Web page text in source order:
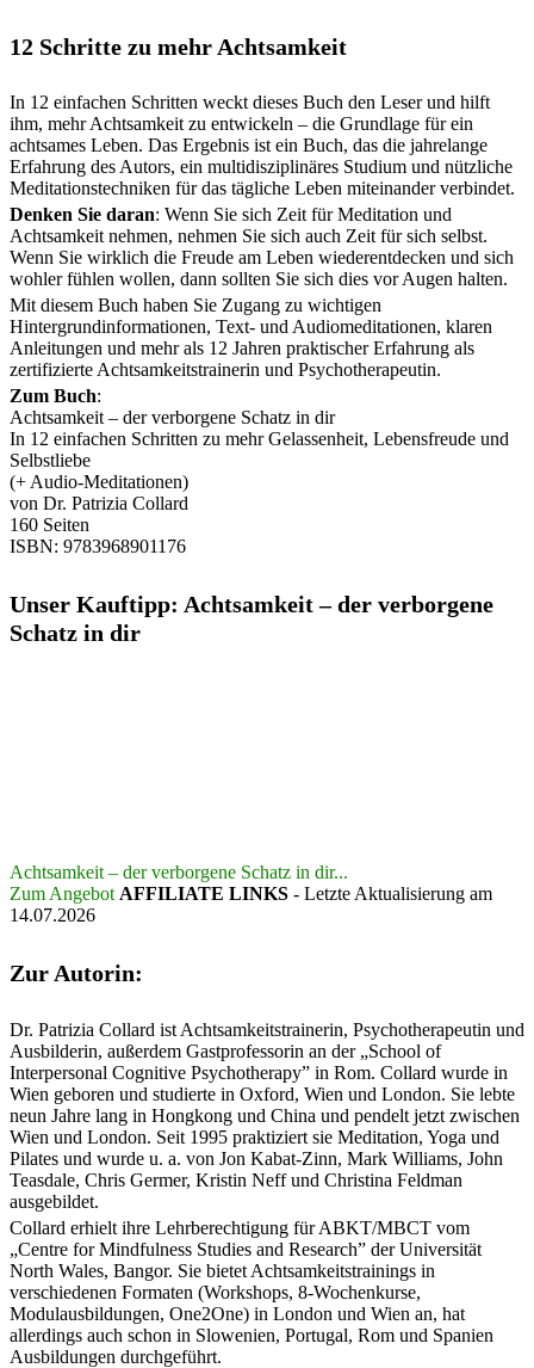
12 Schritte zu mehr Achtsamkeit
In 12 einfachen Schritten weckt dieses Buch den Leser und hilft
ihm, mehr Achtsamkeit zu entwickeln – die Grundlage für ein
achtsames Leben. Das Ergebnis ist ein Buch, das die jahrelange
Erfahrung des Autors, ein multidisziplinäres Studium und nützliche
Meditationstechniken für das tägliche Leben miteinander verbindet.
Denken Sie daran: Wenn Sie sich Zeit für Meditation und
Achtsamkeit nehmen, nehmen Sie sich auch Zeit für sich selbst.
Wenn Sie wirklich die Freude am Leben wiederentdecken und sich
wohler fühlen wollen, dann sollten Sie sich dies vor Augen halten.
Mit diesem Buch haben Sie Zugang zu wichtigen
Hintergrundinformationen, Text- und Audiomeditationen, klaren
Anleitungen und mehr als 12 Jahren praktischer Erfahrung als
zertifizierte Achtsamkeitstrainerin und Psychotherapeutin.
Zum Buch:
Achtsamkeit – der verborgene Schatz in dir
In 12 einfachen Schritten zu mehr Gelassenheit, Lebensfreude und
Selbstliebe
(+ Audio-Meditationen)
von Dr. Patrizia Collard
160 Seiten
ISBN: 9783968901176
Unser Kauftipp: Achtsamkeit – der verborgene
Schatz in dir
Achtsamkeit – der verborgene Schatz in dir...
Zum Angebot AFFILIATE LINKS - Letzte Aktualisierung am
14.07.2026
Zur Autorin:
Dr. Patrizia Collard ist Achtsamkeitstrainerin, Psychotherapeutin und
Ausbilderin, außerdem Gastprofessorin an der „School of
Interpersonal Cognitive Psychotherapy” in Rom. Collard wurde in
Wien geboren und studierte in Oxford, Wien und London. Sie lebte
neun Jahre lang in Hongkong und China und pendelt jetzt zwischen
Wien und London. Seit 1995 praktiziert sie Meditation, Yoga und
Pilates und wurde u. a. von Jon Kabat-Zinn, Mark Williams, John
Teasdale, Chris Germer, Kristin Neff und Christina Feldman
ausgebildet.
Collard erhielt ihre Lehrberechtigung für ABKT/MBCT vom
„Centre for Mindfulness Studies and Research” der Universität
North Wales, Bangor. Sie bietet Achtsamkeitstrainings in
verschiedenen Formaten (Workshops, 8-Wochenkurse,
Modulausbildungen, One2One) in London und Wien an, hat
allerdings auch schon in Slowenien, Portugal, Rom und Spanien
Ausbildungen durchgeführt.